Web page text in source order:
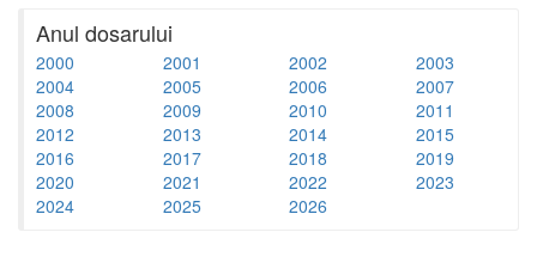
Anul dosarului
2000 2001 2002
2003
2004
2005 2006
2007
2008
2009 2010
2011
2012
2013 2014
2015
2016
2017 2018
2019
2020
2021 2022
2023
2024
2025 2026